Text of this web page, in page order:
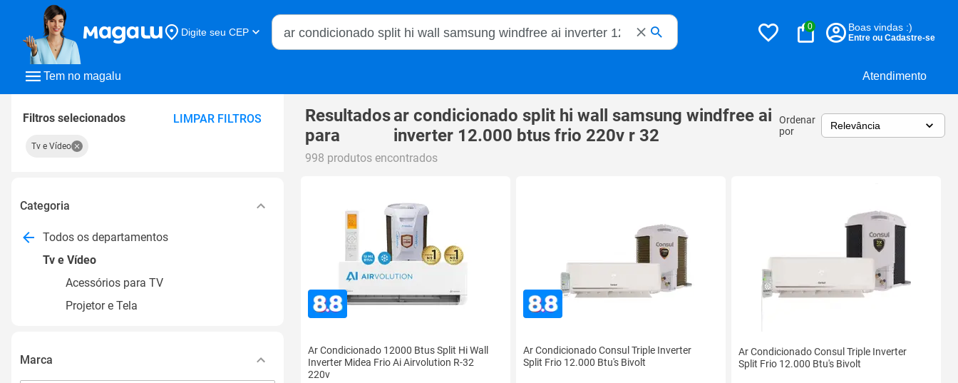
Tem no magalu Atendimento
Digite seu CEP
Buscar no Magalu
0 Boas vindas :)
Entre ou Cadastre-se
Filtros selecionados LIMPAR FILTROS
Tv e Vídeo
Categoria
Todos os departamentos
Tv e Vídeo
Acessórios para TV
Projetor e Tela
Marca
Resultados
para
ar condicionado split hi wall samsung windfree ai
inverter 12.000 btus frio 220v r 32
Ordenar
por
998 produtos encontrados
Ar Condicionado 12000 Btus Split Hi Wall
Inverter Midea Frio Ai Airvolution R-32
220v
Ar Condicionado Consul Triple Inverter
Split Frio 12.000 Btu's Bivolt
Ar Condicionado Consul Triple Inverter
Split Frio 12.000 Btu's Bivolt